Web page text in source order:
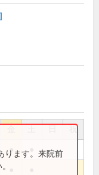
祝
●
ります。来院前